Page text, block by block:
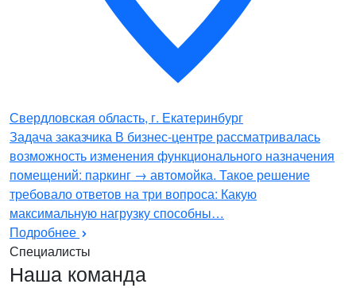
Свердловская область, г. Екатеринбург
Задача заказчика В бизнес-центре рассматривалась
возможность изменения функционального назначения
помещений: паркинг → автомойка. Такое решение
требовало ответов на три вопроса: Какую
максимальную нагрузку способны…
Подробнее
Специалисты
Наша команда